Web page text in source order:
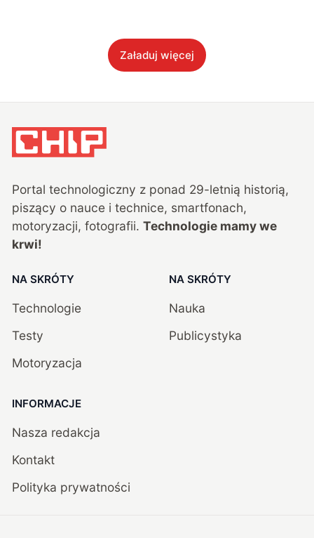
Załaduj więcej
Portal technologiczny z ponad 29-letnią historią,
piszący o nauce i technice, smartfonach,
motoryzacji, fotografii. Technologie mamy we
krwi!
NA SKRÓTY
Technologie
Testy
Motoryzacja
NA SKRÓTY
Nauka
Publicystyka
INFORMACJE
Nasza redakcja
Kontakt
Polityka prywatności